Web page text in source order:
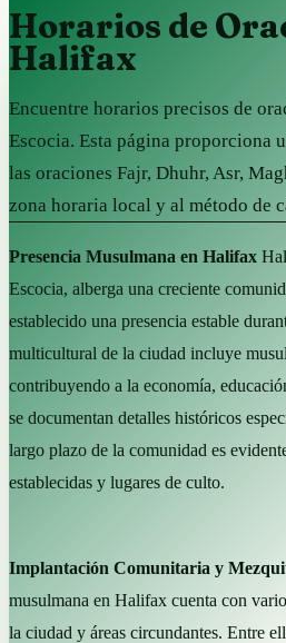
Horarios de
Halifax
Encuentre horarios precisos de
Escocia. Esta página proporciona
las oraciones Fajr, Dhuhr, Asr,
zona horaria local y al método de
Presencia Musulmana en Halifax
Escocia, alberga una creciente
establecido una presencia estable
multicultural de la ciudad incluye
contribuyendo a la economía,
se documentan detalles históricos
largo plazo de la comunidad es
establecidas y lugares de culto.
Implantación Comunitaria y
musulmana en Halifax cuenta con
la ciudad y áreas circundantes. Entre